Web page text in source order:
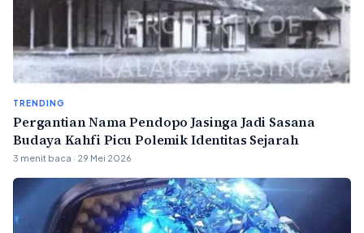
TRENDING
Pergantian Nama Pendopo Jasinga Jadi Sasana
Budaya Kahfi Picu Polemik Identitas Sejarah
3 menit baca · 29 Mei 2026